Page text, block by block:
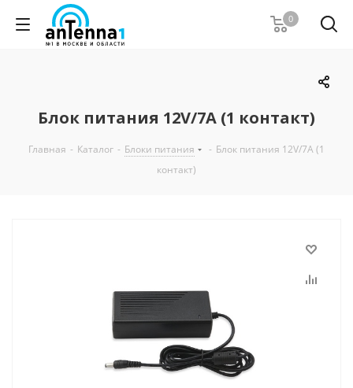
0
Блок питания 12V/7A (1 контакт)
Главная - Каталог - Блоки питания - Блок питания 12V/7A (1
контакт)